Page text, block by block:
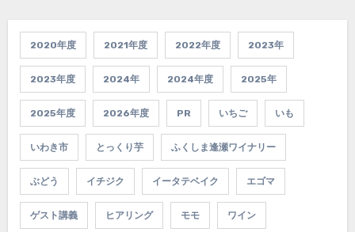
2020年度 2021年度 2022年度 2023年
2023年度 2024年 2024年度 2025年
2025年度 2026年度 PR いちご いも
いわき市 とっくり芋 ふくしま逢瀬ワイナリー
ぶどう イチジク イータテベイク エゴマ
ゲスト講義 ヒアリング モモ ワイン